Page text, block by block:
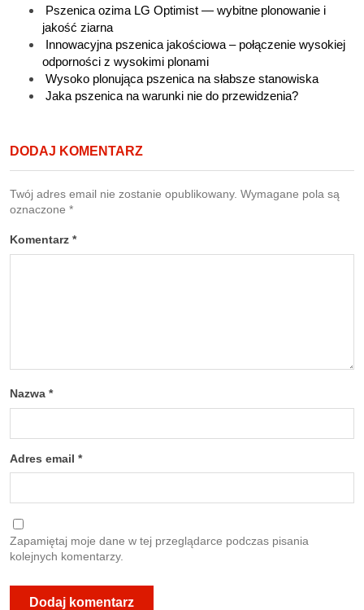
Pszenica ozima LG Optimist — wybitne plonowanie i
jakość ziarna
Innowacyjna pszenica jakościowa – połączenie wysokiej
odporności z wysokimi plonami
Wysoko plonująca pszenica na słabsze stanowiska
Jaka pszenica na warunki nie do przewidzenia?
DODAJ KOMENTARZ
Twój adres email nie zostanie opublikowany. Wymagane pola są
oznaczone *
Komentarz *
Nazwa *
Adres email *
Zapamiętaj moje dane w tej przeglądarce podczas pisania
kolejnych komentarzy.